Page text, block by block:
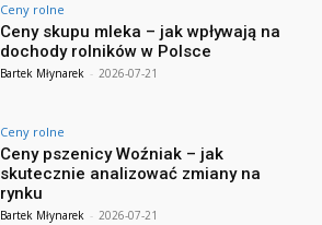
Ceny rolne
Ceny skupu mleka – jak wpływają na
dochody rolników w Polsce
Bartek Młynarek - 2026-07-21
Ceny rolne
Ceny pszenicy Woźniak – jak
skutecznie analizować zmiany na
rynku
Bartek Młynarek - 2026-07-21